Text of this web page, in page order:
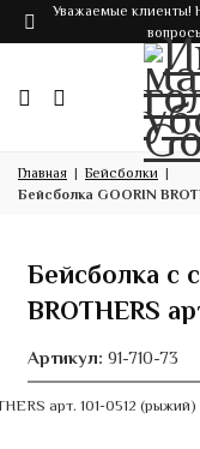
Уважаемые клиенты!
Главная
Бейсболки
Бейсболка GOORIN
Бейсболка с
BROTHERS
Артикул: 91-710-73